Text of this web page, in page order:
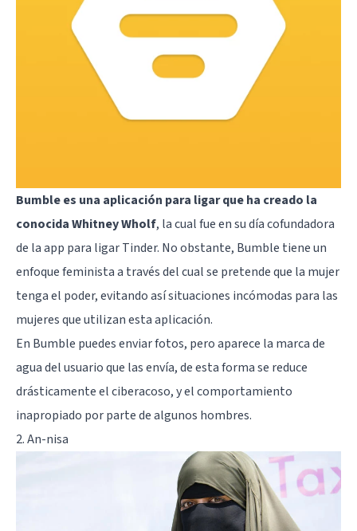
Bumble es una aplicación para ligar que ha creado la
conocida Whitney Wholf, la cual fue en su día cofundadora
de la app para ligar Tinder. No obstante, Bumble tiene un
enfoque feminista a través del cual se pretende que la mujer
tenga el poder, evitando así situaciones incómodas para las
mujeres que utilizan esta aplicación.
En Bumble puedes enviar fotos, pero aparece la marca de
agua del usuario que las envía, de esta forma se reduce
drásticamente el ciberacoso, y el comportamiento
inapropiado por parte de algunos hombres.
2. An-nisa